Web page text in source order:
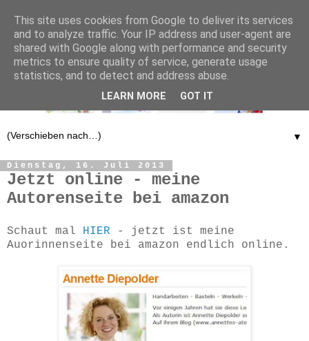
▼
Dienstag, 16. Juli 2013
Jetzt online - meine
Autorenseite bei amazon
Schaut mal HIER
- jetzt ist meine
Auorinnenseite bei amazon endlich online.
This site uses cookies from Google to deliver its services
and to analyze traffic. Your IP address and user-agent are
shared with Google along with performance and security
metrics to ensure quality of service, generate usage
statistics, and to detect and address abuse.
LEARN MORE GOT IT